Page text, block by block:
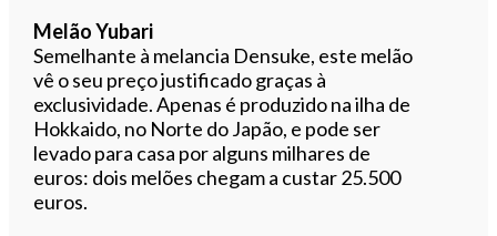
Melão Yubari
Semelhante à melancia Densuke, este melão
vê o seu preço justificado graças à
exclusividade. Apenas é produzido na ilha de
Hokkaido, no Norte do Japão, e pode ser
levado para casa por alguns milhares de
euros: dois melões chegam a custar 25.500
euros.